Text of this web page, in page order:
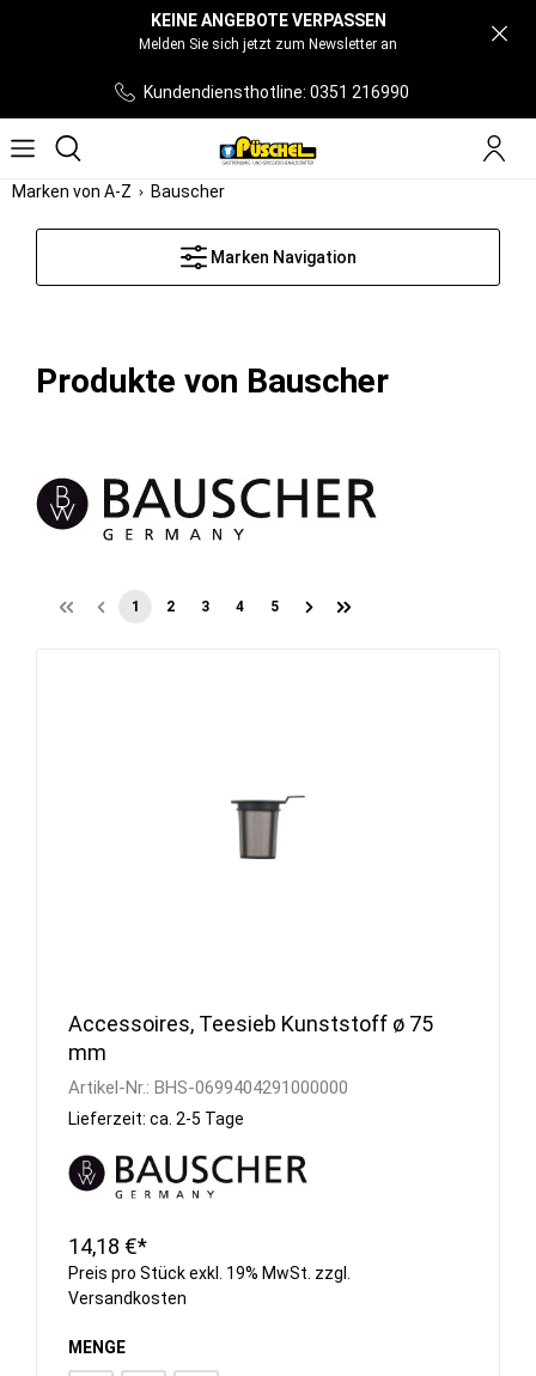
KEINE ANGEBOTE VERPASSEN
Melden Sie sich jetzt zum Newsletter an
Kundendiensthotline: 0351 216990
Marken von A-Z Bauscher
Marken Navigation
Produkte von Bauscher
1 2 3 4 5
Accessoires, Teesieb Kunststoff ø 75
mm
Artikel-Nr.: BHS-0699404291000000
Lieferzeit: ca. 2-5 Tage
14,18 €*
Preis pro Stück exkl. 19% MwSt. zzgl.
Versandkosten
MENGE